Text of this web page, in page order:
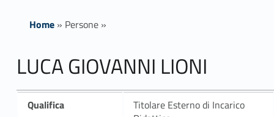
Home» Persone»
LUCA GIOVANNI LIONI
Qualifica
Titolare Esterno di Incarico